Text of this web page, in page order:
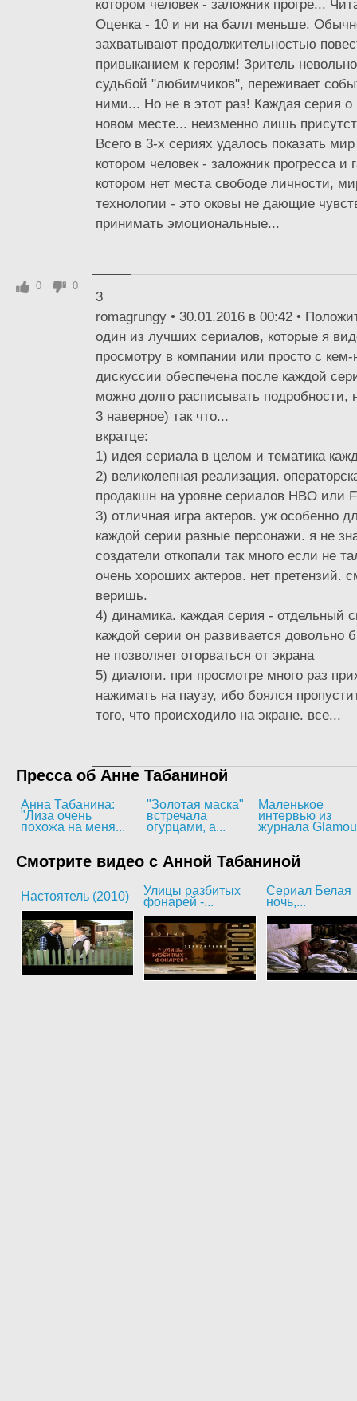
котором человек - заложник прогре...
Оценка - 10 и ни на балл меньше.
захватывают продолжительностью
привыканием к героям! Зритель
судьбой "любимчиков", переживает
ними... Но не в этот раз! Каждая серия о
новом месте... неизменно лишь
Всего в 3-х сериях удалось показать
котором человек - заложник прогресса и
котором нет места свободе личности,
технологии - это оковы не дающие
принимать эмоциональные...
3
romagrungy • 30.01.2016 в 00:42 •
один из лучших сериалов, которые я
просмотру в компании или просто с
дискуссии обеспечена после каждой
можно долго расписывать подробности,
3 наверное) так что...
вкратце:
1) идея сериала в целом и тематика
2) великолепная реализация.
продакшн на уровне сериалов HBO или
3) отличная игра актеров. уж особенно
каждой серии разные персонажи. я не
создатели откопали так много если не
очень хороших актеров. нет претензий.
веришь.
4) динамика. каждая серия - отдельный
каждой серии он развивается довольно
не позволяет оторваться от экрана
5) диалоги. при просмотре много раз
нажимать на паузу, ибо боялся
того, что происходило на экране. все...
0 0
Пресса об Анне Табаниной
Анна Табанина:
"Лиза очень
похожа на меня...
"Золотая маска"
встречала
огурцами, а...
Маленькое
интервью из
журнала
Смотрите видео с Анной Табаниной
Настоятель (2010)
Улицы разбитых
фонарей -...
Сериал Белая
ночь,...